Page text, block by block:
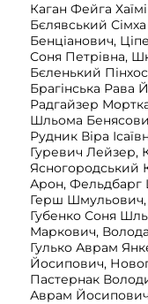
Каган Фейга
Бєлявський
Бенціанович,
Соня Петрівна,
Бєленький
Брагінська Рава
Радгайзер
Шльома
Рудник Віра
Гуревич Лейзер,
Ясногородський
Арон,
Герш Шмульович,
Губенко Соня
Маркович,
Гулько Аврам
Йосипович,
Пастернак
Аврам